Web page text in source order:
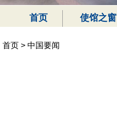
首页 使馆之窗
首页 > 中国要闻